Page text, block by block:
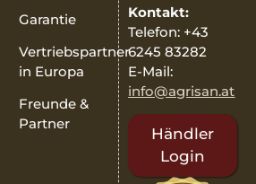
Garantie
Vertriebspartner
in Europa
Freunde &
Partner
Kontakt:
Telefon: +43
6245 83282
E-Mail:
info@agrisan.at
Händler
Login